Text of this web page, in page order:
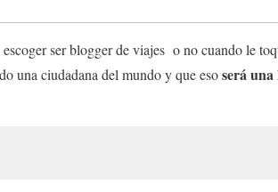
escoger ser blogger de viajes o no cuando le
una ciudadana del mundo y que esoserá